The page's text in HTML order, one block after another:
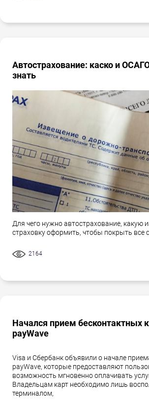
Автострахование: каско и
знать
Для чего нужно автострахование, какую
страховку оформить, чтобы покрыть все
2164
Начался прием бесконтактных
payWave
Visa и Сбербанк объявили о начале
payWave, которые предоставляют
возможность мгновенно оплачивать
Владельцам карт необходимо лишь
терминалом,